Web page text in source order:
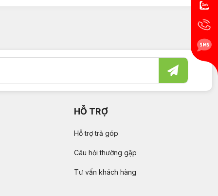
HỖ TRỢ
Hỗ trợ trả góp
Câu hỏi thường gặp
Tư vấn khách hàng